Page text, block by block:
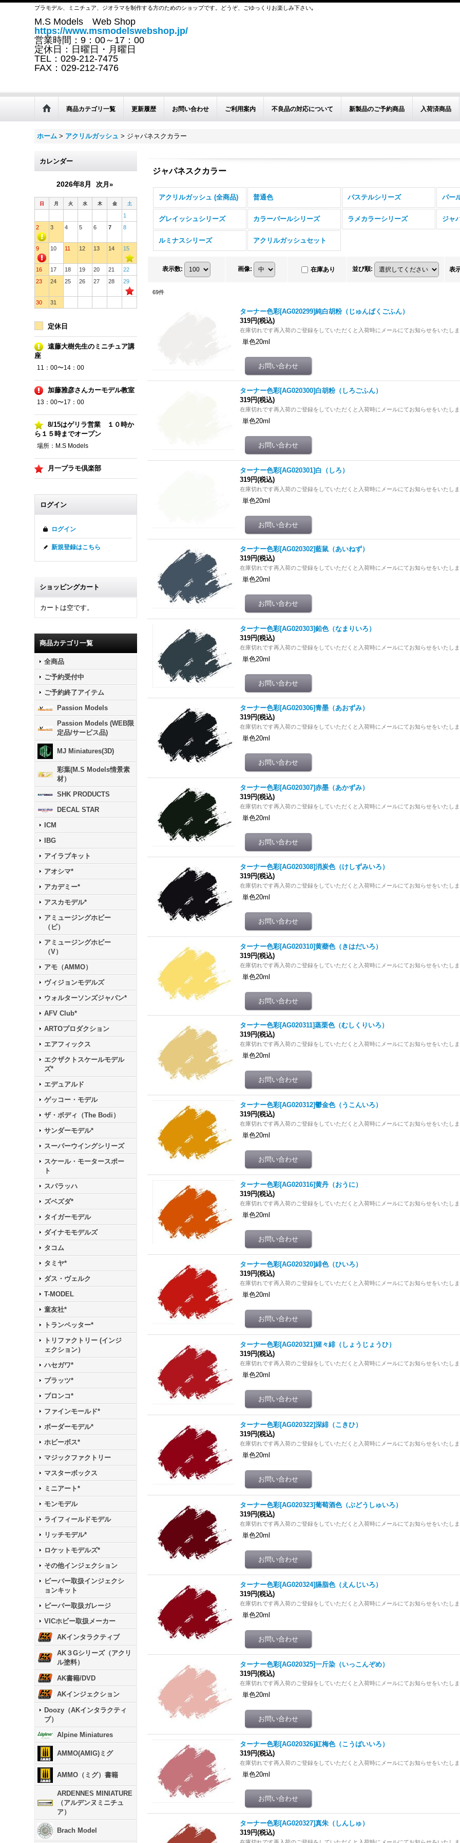
プラモデル、ミニチュア、ジオラマを制作する方のためのショップです。どうぞ、ごゆっくりお楽しみ下さい｡
M.S Models Web Shop
https://www.msmodelswebshop.jp/
営業時間：9：00～17：00
定休日：日曜日・月曜日
TEL：029-212-7475
FAX：029-212-7476
商品カテゴリ一覧 更新履歴 お問い合わせ ご利用案内 不良品の対応について 新製品のご予約商品 入荷済商品
ホーム > アクリルガッシュ > ジャパネスクカラー
カレンダー
2026年8月 次月»
日 月 火 水 木 金 土
1
2
3 4 5 6 7 8
9 10 11 12 13 14 15
16 17 18 19 20 21
22
23
24 25 26 27 28 29
30 31
定休日
遠藤大樹先生のミニチュア講
座
11：00〜14：00
加藤雅彦さんカーモデル教室
13：00〜17：00
8/15はゲリラ営業 １０時か
ら１５時までオープン
場所：M.S Models
月一プラモ倶楽部
ログイン
ログイン
新規登録はこちら
ショッピングカート
カートは空です。
商品カテゴリ一覧
全商品
ご予約受付中
ご予約終了アイテム
Passion Models
Passion Models (WEB限
定品/サービス品)
MJ Miniatures(3D)
彩葉(M.S Models情景素
材）
SHK PRODUCTS
DECAL STAR
ICM
IBG
アイラブキット
アオシマ*
アカデミー*
アスカモデル*
アミュージングホビー
（ビ）
アミュージングホビー
（V）
アモ（AMMO）
ヴィジョンモデルズ
ウォルターソンズジャパン*
AFV Club*
ARTOプロダクション
エアフィックス
エクザクトスケールモデル
ズ*
エデュアルド
ゲッコー・モデル
ザ・ボディ（The Bodi）
サンダーモデル*
スーパーウイングシリーズ
スケール・モータースポー
ト
スパラッハ
ズベズダ*
タイガーモデル
ダイナモモデルズ
タコム
タミヤ*
ダス・ヴェルク
T-MODEL
童友社*
トランペッター*
トリファクトリー (インジ
ェクション）
ハセガワ*
プラッツ*
ブロンコ*
ファインモールド*
ボーダーモデル*
ホビーボス*
マジックファクトリー
マスターボックス
ミニアート*
モンモデル
ライフィールドモデル
リッチモデル*
ロケットモデルズ*
その他インジェクション
ビーバー取扱インジェクシ
ョンキット
ビーバー取扱ガレージ
VICホビー取扱メーカー
AKインタラクティブ
AK３Gシリーズ（アクリ
ル塗料）
AK書籍/DVD
AKインジェクション
Doozy（AKインタラクティ
ブ）
Alpine Miniatures
AMMO(AMIG)ミグ
AMMO（ミグ）書籍
ARDENNES MINIATURE
（アルデンヌミニチュ
ア）
Brach Model
ジャパネスクカラー
アクリルガッシュ (全商品) 普通色 パステルシリーズ パー
グレイッシュシリーズ カラーパールシリーズ ラメカラーシリーズ ジャ
ルミナスシリーズ アクリルガッシュセット
表示数: 画像: 在庫あり 並び順: 表
69件
ターナー色彩[AG020299]純白胡粉（じゅんぱくごふん）
319円(税込)
在庫切れです再入荷のご登録をしていただくと入荷時にメールにてお知らせをいたしま
単色20ml
ターナー色彩[AG020300]白胡粉（しろごふん）
319円(税込)
在庫切れです再入荷のご登録をしていただくと入荷時にメールにてお知らせをいたしま
単色20ml
ターナー色彩[AG020301]白（しろ）
319円(税込)
在庫切れです再入荷のご登録をしていただくと入荷時にメールにてお知らせをいたしま
単色20ml
ターナー色彩[AG020302]藍鼠（あいねず）
319円(税込)
在庫切れです再入荷のご登録をしていただくと入荷時にメールにてお知らせをいたしま
単色20ml
ターナー色彩[AG020303]鉛色（なまりいろ）
319円(税込)
在庫切れです再入荷のご登録をしていただくと入荷時にメールにてお知らせをいたしま
単色20ml
ターナー色彩[AG020306]青墨（あおずみ）
319円(税込)
在庫切れです再入荷のご登録をしていただくと入荷時にメールにてお知らせをいたしま
単色20ml
ターナー色彩[AG020307]赤墨（あかずみ）
319円(税込)
在庫切れです再入荷のご登録をしていただくと入荷時にメールにてお知らせをいたしま
単色20ml
ターナー色彩[AG020308]消炭色（けしずみいろ）
319円(税込)
在庫切れです再入荷のご登録をしていただくと入荷時にメールにてお知らせをいたしま
単色20ml
ターナー色彩[AG020310]黄蘗色（きはだいろ）
319円(税込)
在庫切れです再入荷のご登録をしていただくと入荷時にメールにてお知らせをいたしま
単色20ml
ターナー色彩[AG020311]蒸栗色（むしくりいろ）
319円(税込)
在庫切れです再入荷のご登録をしていただくと入荷時にメールにてお知らせをいたしま
単色20ml
ターナー色彩[AG020312]鬱金色（うこんいろ）
319円(税込)
在庫切れです再入荷のご登録をしていただくと入荷時にメールにてお知らせをいたしま
単色20ml
ターナー色彩[AG020316]黄丹（おうに）
319円(税込)
在庫切れです再入荷のご登録をしていただくと入荷時にメールにてお知らせをいたしま
単色20ml
ターナー色彩[AG020320]緋色（ひいろ）
319円(税込)
在庫切れです再入荷のご登録をしていただくと入荷時にメールにてお知らせをいたしま
単色20ml
ターナー色彩[AG020321]猩々緋（しょうじょうひ）
319円(税込)
在庫切れです再入荷のご登録をしていただくと入荷時にメールにてお知らせをいたしま
単色20ml
ターナー色彩[AG020322]深緋（こきひ）
319円(税込)
在庫切れです再入荷のご登録をしていただくと入荷時にメールにてお知らせをいたしま
単色20ml
ターナー色彩[AG020323]葡萄酒色（ぶどうしゅいろ）
319円(税込)
在庫切れです再入荷のご登録をしていただくと入荷時にメールにてお知らせをいたしま
単色20ml
ターナー色彩[AG020324]臙脂色（えんじいろ）
319円(税込)
在庫切れです再入荷のご登録をしていただくと入荷時にメールにてお知らせをいたしま
単色20ml
ターナー色彩[AG020325]一斤染（いっこんぞめ）
319円(税込)
在庫切れです再入荷のご登録をしていただくと入荷時にメールにてお知らせをいたしま
単色20ml
ターナー色彩[AG020326]紅梅色（こうばいいろ）
319円(税込)
在庫切れです再入荷のご登録をしていただくと入荷時にメールにてお知らせをいたしま
単色20ml
ターナー色彩[AG020327]真朱（しんしゅ）
319円(税込)